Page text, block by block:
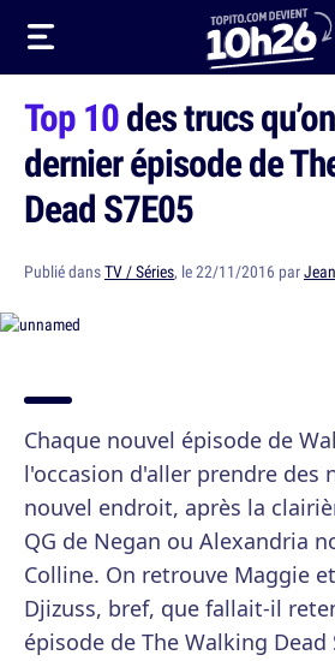
Top 10des trucs
dernier épisode de
Dead S7E05
Publié dansTV / Séries, le 22/11/2016 par
Chaque nouvel épisode de
l'occasion d'aller prendre des
nouvel endroit, après la
QG de Negan ou Alexandria
Colline. On retrouve Maggie
Djizuss, bref, que fallait-il
épisode de The Walking Dead